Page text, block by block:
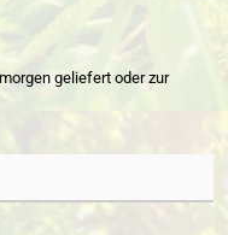
geliefert oder zur